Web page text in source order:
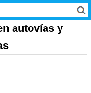
autovías y